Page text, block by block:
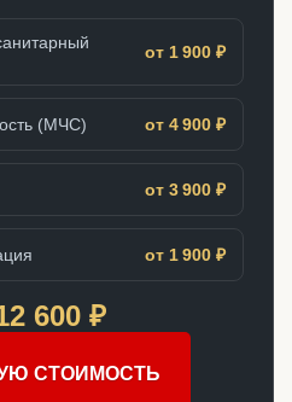
от 1 900 ₽
(МЧС) от 4 900 ₽
от 3 900 ₽
от 1 900 ₽
600 ₽
СТОИМОСТЬ